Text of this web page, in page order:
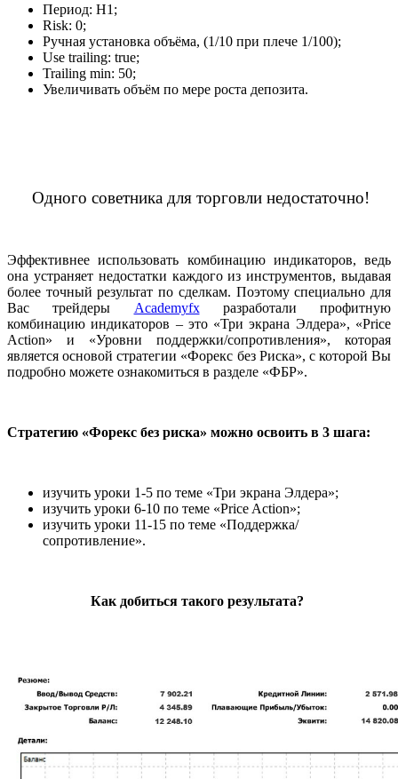
Период: H1;
Risk: 0;
Ручная установка объёма, (1/10 при плече 1/100);
Use trailing: true;
Trailing min: 50;
Увеличивать объём по мере роста депозита.
Одного советника для торговли недостаточно!
Эффективнее использовать комбинацию индикаторов, ведь
она устраняет недостатки каждого из инструментов, выдавая
более точный результат по сделкам. Поэтому специально для
Вас трейдеры Academyfxразработали профитную
комбинацию индикаторов – это «Три экрана Элдера», «Price
Action» и «Уровни поддержки/сопротивления», которая
является основой стратегии «Форекс без Риска», с которой Вы
подробно можете ознакомиться в разделе «ФБР».
Стратегию «Форекс без риска» можно освоить в 3 шага:
изучить уроки 1-5 по теме «Три экрана Элдера»;
изучить уроки 6-10 по теме «Price Action»;
изучить уроки 11-15 по теме «Поддержка/
сопротивление».
Как добиться такого результата?